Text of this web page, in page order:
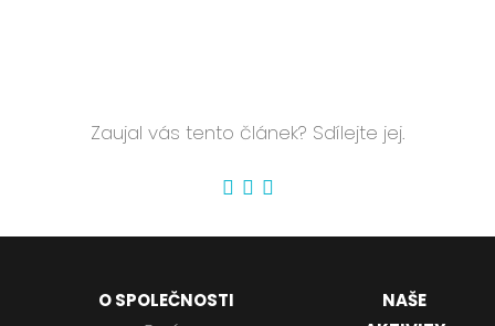
Zaujal vás tento článek? Sdílejte jej.
O SPOLEČNOSTI
NAŠE